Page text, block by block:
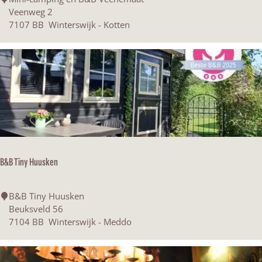
e
m
a
a
t
Veenweg 2
7107 BB Winterswijk - Kotten
B&B Tiny Huusken
B
i
n
B&B Tiny Huusken
Beuksveld 56
7104 BB Winterswijk - Meddo